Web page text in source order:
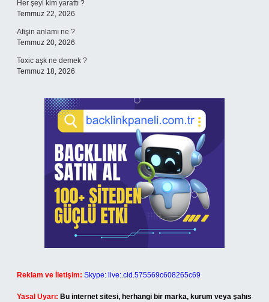
Her şeyi kim yarattı ?
Temmuz 22, 2026
Afişin anlamı ne ?
Temmuz 20, 2026
Toxic aşk ne demek ?
Temmuz 18, 2026
Reklam ve İletişim: Skype: live:.cid.575569c608265c69
Yasal Uyarı: Bu internet sitesi, herhangi bir marka, kurum veya şahıs